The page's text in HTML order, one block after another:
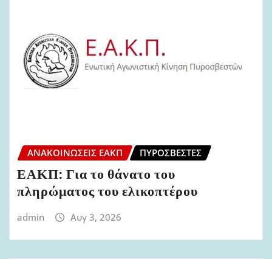
ΑΝΑΚΟΙΝΏΣΕΙΣ ΕΑΚΠ ΠΥΡΟΣΒΈΣΤΕΣ
ΕΑΚΠ: Για το θάνατο του
πληρώματος του ελικοπτέρου
admin Αυγ 3, 2026